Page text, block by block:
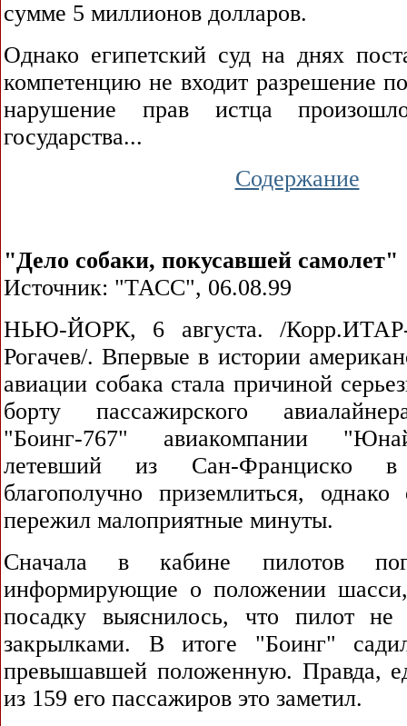
сумме 5 миллионов долларов.
Однако египетский суд на днях
компетенцию не входит разрешение
нарушение прав истца
государства...
Содержание
"Дело собаки, покусавшей самолет"
Источник: "ТАСС", 06.08.99
НЬЮ-ЙОРК, 6 августа. /
Рогачев/. Впервые в истории
авиации собака стала причиной
борту пассажирского
"Боинг-767" авиакомпании
летевший из Сан-Франциско
благополучно приземлиться,
пережил малоприятные минуты.
Сначала в кабине пилотов
информирующие о положении
посадку выяснилось, что пилот не
закрылками. В итоге "Боинг"
превышавшей положенную. Правда,
из 159 его пассажиров это заметил.